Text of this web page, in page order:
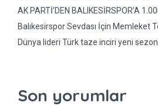
AK PARTİ’DEN BALIKESİRSPOR’A
Balıkesirspor Sevdası İçin Memleket
Dünya lideri Türk taze inciri yeni
Son yorumlar